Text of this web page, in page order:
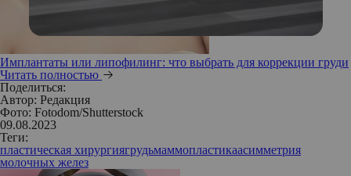
Имплантаты или липофилинг: что выбрать для коррекции груди
Читать полностью
Поделиться:
Автор: Редакция
Фото: Fotodom/Shutterstock
09.08.2023
Теги:
пластическая хирургиягрудьмаммопластикаасимметрия
молочных желез